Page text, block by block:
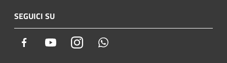
SEGUICI SU
Facebook YoutubeInstagram